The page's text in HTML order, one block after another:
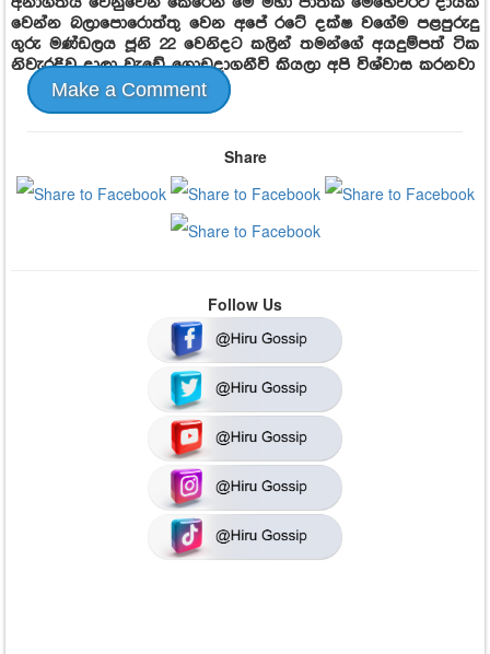
වෙන්න බලාපොරොත්තු වෙන අපේ රටේ දක්ෂ වගේම පළපුරුදු
ගුරු මණ්ඩලය ජූනි 22 වෙනිදට කලින් තමන්ගේ අයදුම්පත් ටික
නිවැරදිව දාලා වැඩේ ගොඩදාගනීවි කියලා අපි විශ්වාස කරනවා
Make a Comment
Share
Follow Us